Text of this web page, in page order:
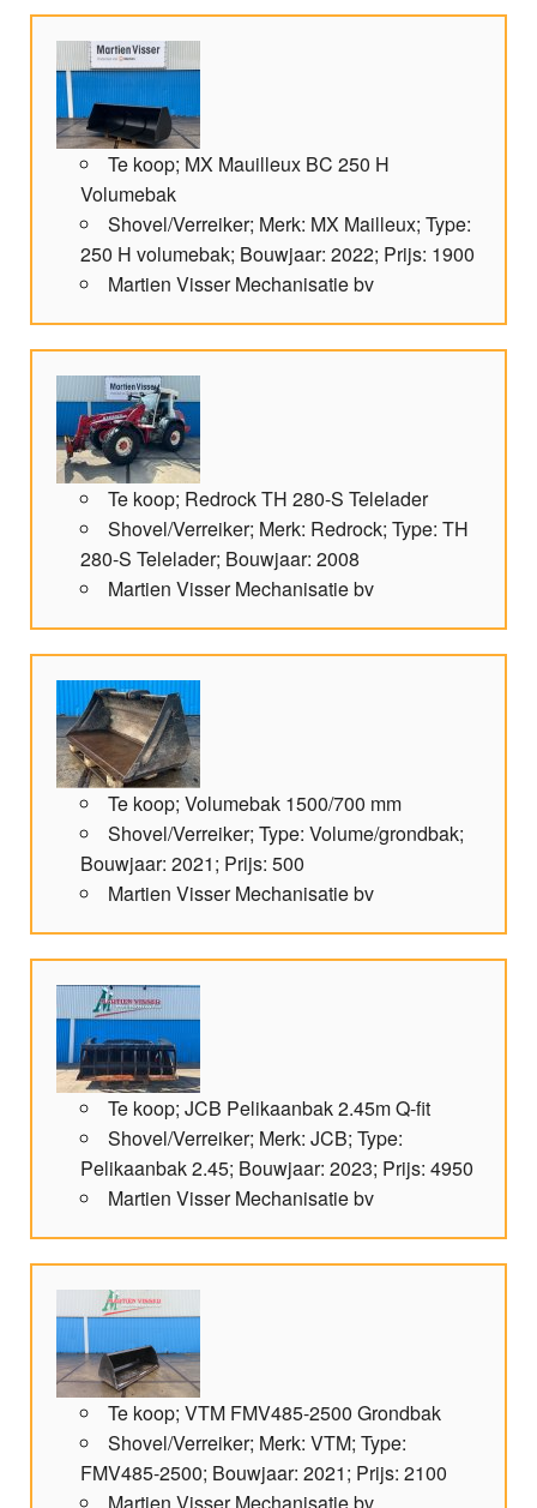
Te koop; MX Mauilleux BC 250 H
Volumebak
Shovel/Verreiker; Merk: MX Mailleux; Type:
250 H volumebak; Bouwjaar: 2022; Prijs: 1900
Martien Visser Mechanisatie bv
Te koop; Redrock TH 280-S Telelader
Shovel/Verreiker; Merk: Redrock; Type: TH
280-S Telelader; Bouwjaar: 2008
Martien Visser Mechanisatie bv
Te koop; Volumebak 1500/700 mm
Shovel/Verreiker; Type: Volume/grondbak;
Bouwjaar: 2021; Prijs: 500
Martien Visser Mechanisatie bv
Te koop; JCB Pelikaanbak 2.45m Q-fit
Shovel/Verreiker; Merk: JCB; Type:
Pelikaanbak 2.45; Bouwjaar: 2023; Prijs: 4950
Martien Visser Mechanisatie bv
Te koop; VTM FMV485-2500 Grondbak
Shovel/Verreiker; Merk: VTM; Type:
FMV485-2500; Bouwjaar: 2021; Prijs: 2100